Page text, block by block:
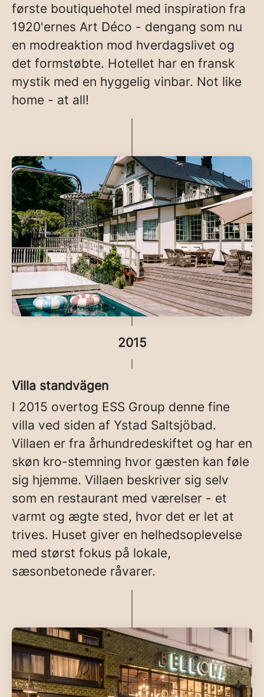
første boutiquehotel med inspiration fra
1920'ernes Art Déco - dengang som nu
en modreaktion mod hverdagslivet og
det formstøbte. Hotellet har en fransk
mystik med en hyggelig vinbar. Not like
home - at all!
2015
Villa standvägen
I 2015 overtog ESS Group denne fine
villa ved siden af Ystad Saltsjöbad.
Villaen er fra århundredeskiftet og har en
skøn kro-stemning hvor gæsten kan føle
sig hjemme. Villaen beskriver sig selv
som en restaurant med værelser - et
varmt og ægte sted, hvor det er let at
trives. Huset giver en helhedsoplevelse
med størst fokus på lokale,
sæsonbetonede råvarer.